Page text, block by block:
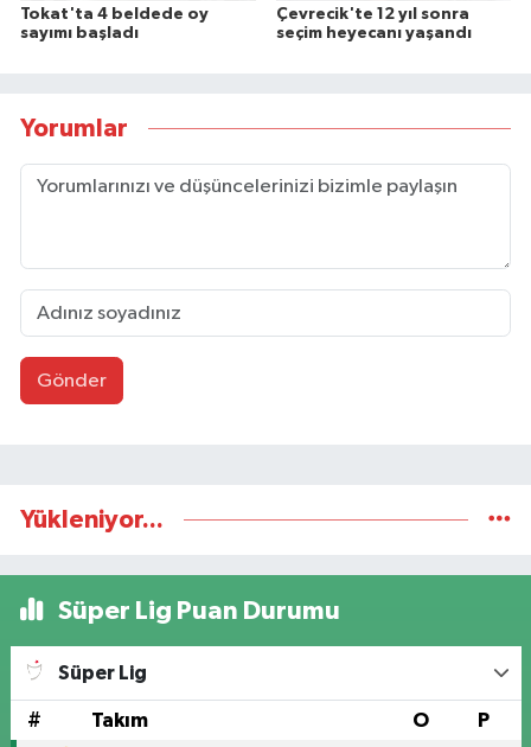
Tokat'ta 4 beldede oy
sayımı başladı
Çevrecik'te 12 yıl sonra
seçim heyecanı yaşandı
Yorumlar
Gönder
Yükleniyor...
Süper Lig Puan Durumu
Süper Lig
# Takım O P